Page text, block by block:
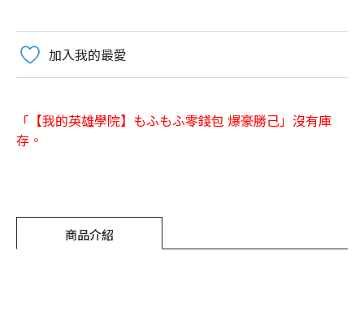
加入我的最愛
「【我的英雄學院】もふもふ零錢包 爆豪勝己」沒有庫
存。
商品介紹